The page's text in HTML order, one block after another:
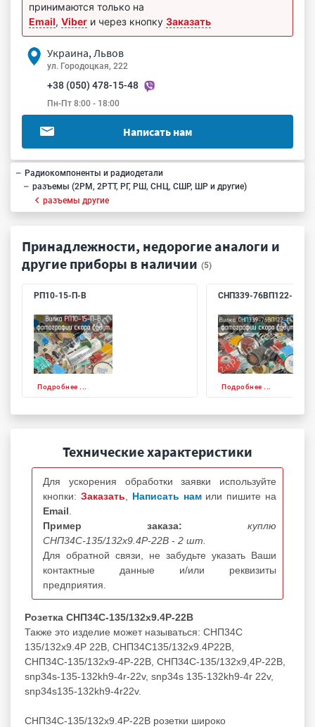
принимаются только на
Email, Viber и через кнопку Заказать
Украина, Львов
ул. Городоцкая, 222
+38 (050) 478-15-48
Пн-Пт 8:00 - 18:00
Написать нам
Радиокомпоненты и радиодетали
разъемы (2РМ, 2РТТ, РГ, РШ, СНЦ, СШР, ШР и другие)
разъемы другие
Принадлежности, недорогие аналоги и
другие приборы в наличии (5)
РП10-15-П-В
Подробнее ...
СНП339-76ВП122-1-Т
Подробнее ...
Технические характеристики
Для ускорения обработки заявки используйте
кнопки: Заказать Написать нам или пишите на
Email
Пример заказа:
куплю
СНП34С-135/132х9.4Р-22В - 2 шт.
Для обратной связи, не забудьте указать Ваши
контактные данные и/или реквизиты
предприятия.
Розетка СНП34С-135/132х9.4Р-22В
Также это изделие может называться: СНП34С
135/132х9.4Р 22В, СНП34С135/132х9.4Р22В,
СНП34С-135/132х9-4Р-22В, СНП34С-135/132х9,4Р-22В,
snp34s-135-132kh9-4r-22v, snp34s 135-132kh9-4r 22v,
snp34s135-132kh9-4r22v.
СНП34С-135/132х9.4Р-22В розетки широко